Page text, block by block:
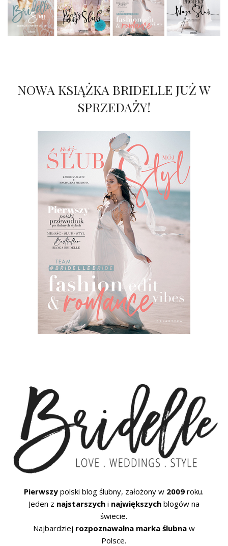
NOWA KSIĄŻKA BRIDELLE JUŻ W
SPRZEDAŻY!
Pierwszy polski blog ślubny, założony w 2009 roku.
Jeden z najstarszychi największychblogów na
świecie.
Najbardziej rozpoznawalna marka ślubnaw
Polsce.